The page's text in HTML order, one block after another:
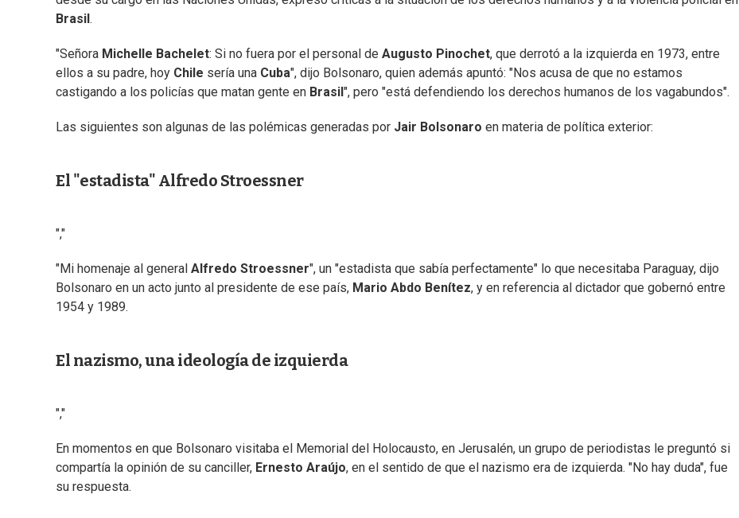
Brasil .
"Señora Michelle Bachelet: Si no fuera por el personal de Augusto Pinochet, que derrotó a la izquierda en 1973, entre
ellos a su padre, hoy Chile sería una Cuba", dijo Bolsonaro, quien además apuntó: "Nos acusa de que no estamos
castigando a los policías que matan gente en Brasil ", pero "está defendiendo los derechos humanos de los vagabundos".
Las siguientes son algunas de las polémicas generadas por Jair Bolsonaro en materia de política exterior:
El "estadista" Alfredo Stroessner
","
"Mi homenaje al general Alfredo Stroessner", un "estadista que sabía perfectamente" lo que necesitaba Paraguay, dijo
Bolsonaro en un acto junto al presidente de ese país, Mario Abdo Benítez, y en referencia al dictador que gobernó entre
1954 y 1989.
El nazismo, una ideología de izquierda
","
En momentos en que Bolsonaro visitaba el Memorial del Holocausto, en Jerusalén, un grupo de periodistas le preguntó si
compartía la opinión de su canciller, Ernesto Araújo, en el sentido de que el nazismo era de izquierda. "No hay duda", fue
su respuesta.